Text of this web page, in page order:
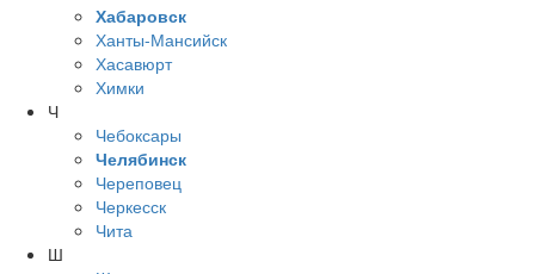
Хабаровск
Ханты-Мансийск
Хасавюрт
Химки
Ч
Чебоксары
Челябинск
Череповец
Черкесск
Чита
Ш